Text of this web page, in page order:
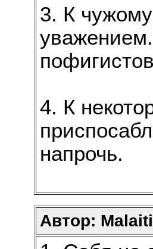
3. К
4. К
напрочь.
Автор: